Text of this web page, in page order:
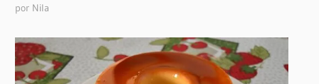
por Nila